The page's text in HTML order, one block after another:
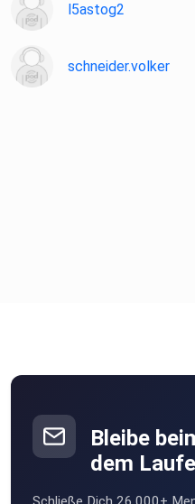
l5astog2
schneider.volker
Bleibe
dem